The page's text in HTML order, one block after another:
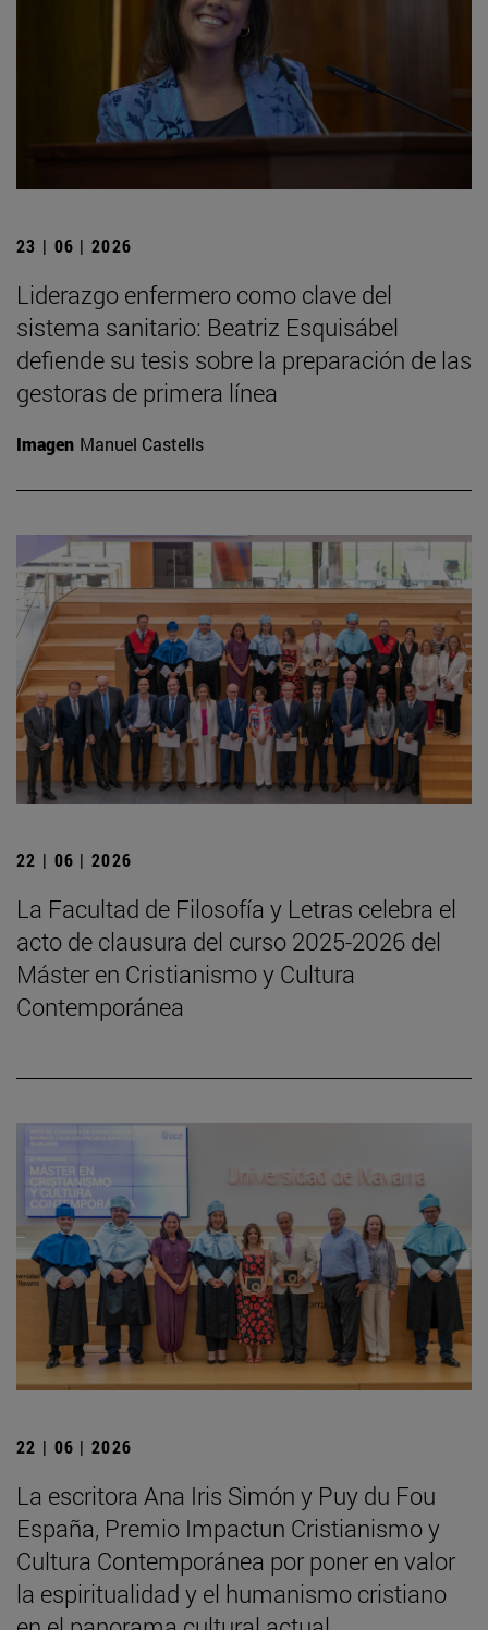
23 | 06 | 2026
Liderazgo enfermero como clave del
sistema sanitario: Beatriz Esquisábel
defiende su tesis sobre la preparación de las
gestoras de primera línea
Imagen Manuel Castells
22 | 06 | 2026
La Facultad de Filosofía y Letras celebra el
acto de clausura del curso 2025-2026 del
Máster en Cristianismo y Cultura
Contemporánea
22 | 06 | 2026
La escritora Ana Iris Simón y Puy du Fou
España, Premio Impactun Cristianismo y
Cultura Contemporánea por poner en valor
la espiritualidad y el humanismo cristiano